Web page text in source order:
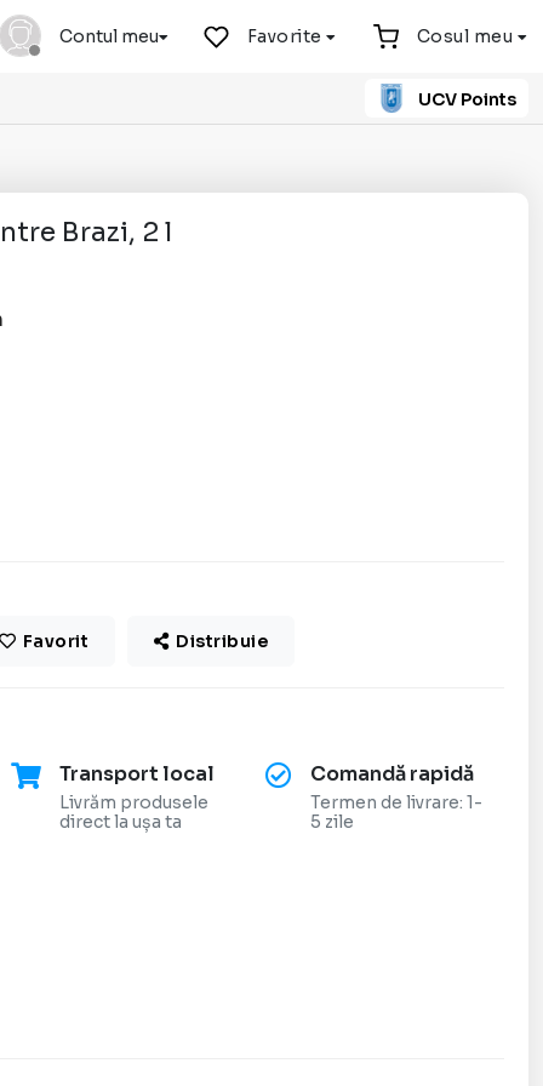
Contul meu Favorite Cosul meu
UCV Points
Brazi, 2 l
Favorit Distribuie
Transport local
Livrăm produsele
direct la ușa ta
Comandă rapidă
Termen de livrare: 1-
5 zile